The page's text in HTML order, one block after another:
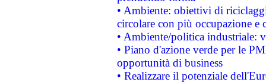
• Ambiente: obiettivi di
circolare con più occupazione e
• Ambiente/politica industriale:
• Piano d'azione verde per le
opportunità di business
• Realizzare il potenziale